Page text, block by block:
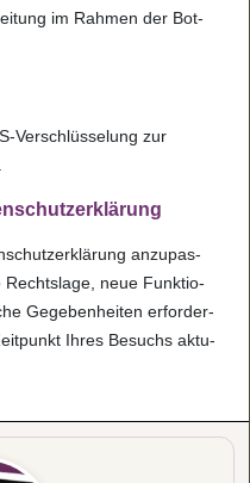
im Rah­men der Bot-
Ver­schlüs­se­lung zur
anzu­pas­
Rechts­lage, neue Funk­ti­o­
Gege­ben­hei­ten erfor­der­
Ihres Besuchs aktu­